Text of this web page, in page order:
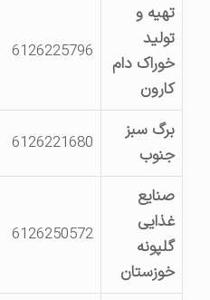
تهیه و
تولید
خوراک دام
کارون
6126225796
برگ سبز
جنوب
6126221680
صنایع
غذایی
گلپونه
خوزستان
6126250572